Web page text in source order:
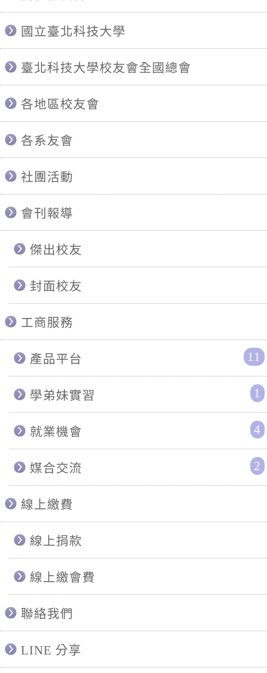
國立臺北科技大學
臺北科技大學校友會全國總會
各地區校友會
各系友會
社團活動
會刊報導
傑出校友
封面校友
工商服務
11
產品平台
1
學弟妹實習
4
就業機會
2
媒合交流
線上繳費
線上捐款
線上繳會費
聯絡我們
LINE 分享